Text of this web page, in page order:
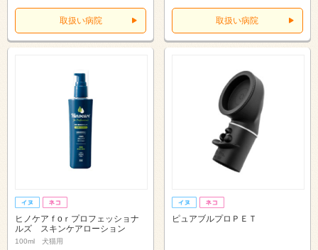
取扱い病院 取扱い病院
ヒノケアｆоｒプロフェッショナ
ルズ スキンケアローション
100ml 犬猫用
ピュアブルプロＰＥＴ